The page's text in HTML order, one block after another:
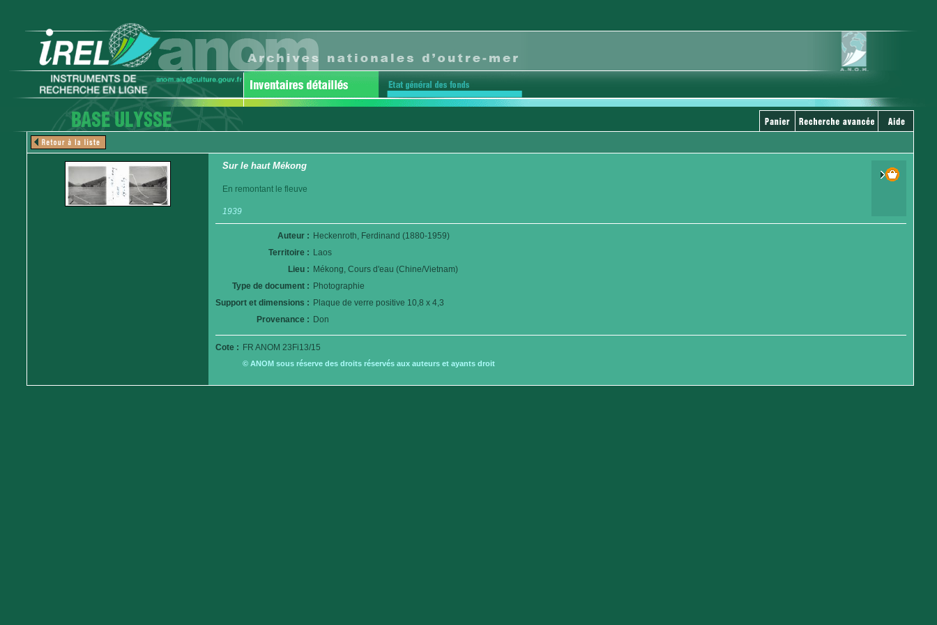
Sur le haut Mékong
En remontant le fleuve
1939
Auteur : Heckenroth, Ferdinand (1880-1959)
Territoire : Laos
Lieu : Mékong, Cours d'eau (Chine/Vietnam)
Type de document : Photographie
Support et dimensions : Plaque de verre positive 10,8 x 4,3
Provenance : Don
Cote : FR ANOM 23Fi13/15
© ANOM sous réserve des droits réservés aux auteurs et ayants droit